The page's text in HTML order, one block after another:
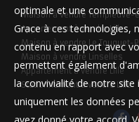
Maison à vendre Templeuve-
Appartement à vendre Lille
Maison à vendre Le Touquet-
Maison à vendre Linselles
Appartement à vendre Lille
Stationnement à vendre Lille
optimale et une
Grace à ces technologies,
contenu en rapport avec
permettent également
la convivialité de notre
uniquement les données